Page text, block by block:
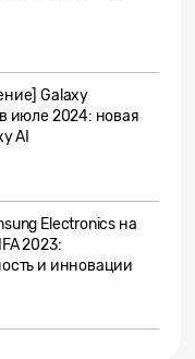
Galaxy
июле 2024: новая
AI
Electronics на
2023:
и инновации